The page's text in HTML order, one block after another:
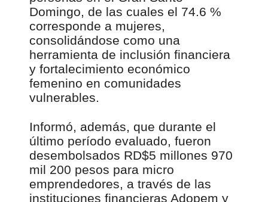
Domingo, de las cuales el 74.6 %
corresponde a mujeres,
consolidándose como una
herramienta de inclusión financiera
y fortalecimiento económico
femenino en comunidades
vulnerables.
Informó, además, que durante el
último período evaluado, fueron
desembolsados RD$5 millones 970
mil 200 pesos para micro
emprendedores, a través de las
instituciones financieras Adopem y